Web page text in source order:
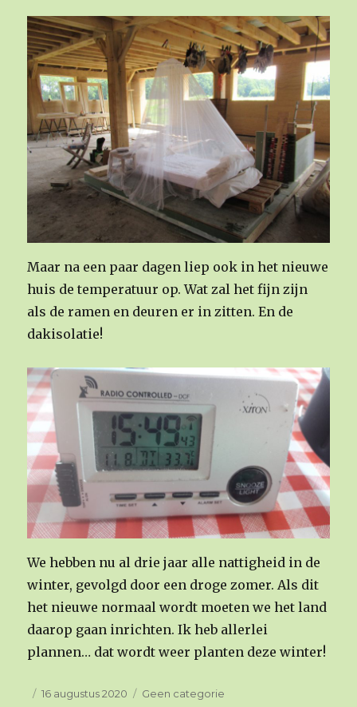
Maar na een paar dagen liep ook in het nieuwe
huis de temperatuur op. Wat zal het fijn zijn
als de ramen en deuren er in zitten. En de
dakisolatie!
We hebben nu al drie jaar alle nattigheid in de
winter, gevolgd door een droge zomer. Als dit
het nieuwe normaal wordt moeten we het land
daarop gaan inrichten. Ik heb allerlei
plannen… dat wordt weer planten deze winter!
Geplaatst
16 augustus 2020 Categorieën
Geen categorie